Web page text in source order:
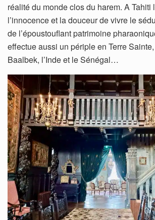
réalité du monde clos du harem. A Tahiti
l’innocence et la douceur de vivre le
de l’époustouflant patrimoine
effectue aussi un périple en Terre
Baalbek, l’Inde et le Sénégal…